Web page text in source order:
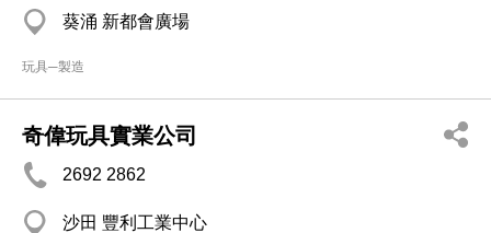
葵涌 新都會廣場
玩具─製造
奇偉玩具實業公司
2692 2862
沙田 豐利工業中心